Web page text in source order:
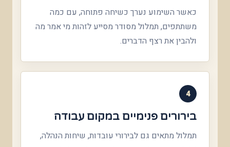
כאשר השימוע נערך כשיחה פתוחה, עם כמה
משתתפים, תמלול מסודר מסייע לזהות מי אמר מה
ולהבין את רצף הדברים.
4
בירורים פנימיים במקום עבודה
תמלול מתאים גם לבירורי עובדות, שיחות הנהלה,